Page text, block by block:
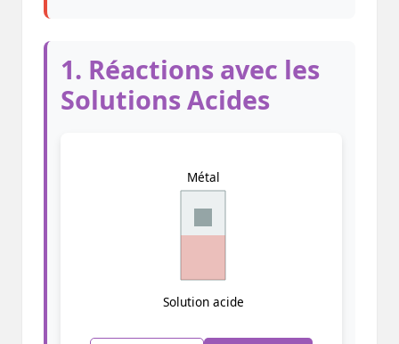
1. Réactions avec les
Solutions Acides
Métal
Solution acide